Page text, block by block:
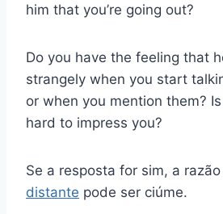
him that you’re going out?
Do you have the feeling that
strangely when you start
or when you mention them?
hard to impress you?
Se a resposta for sim, a
distante pode ser ciúme.